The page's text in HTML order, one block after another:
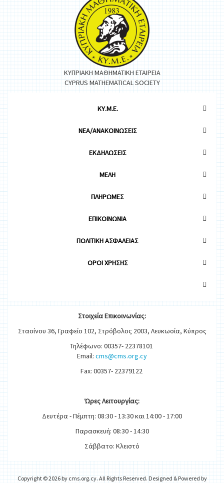
ΚΥΠΡΙΑΚΗ ΜΑΘΗΜΑΤΙΚΗ ΕΤΑΙΡΕΙΑ
CYPRUS MATHEMATICAL SOCIETY
ΚΥ.Μ.Ε.
ΝΕΑ/ΑΝΑΚΟΙΝΩΣΕΙΣ
ΕΚΔΗΛΩΣΕΙΣ
ΜΕΛΗ
ΠΛΗΡΩΜΕΣ
ΕΠΙΚΟΙΝΩΝΙΑ
ΠΟΛΙΤΙΚΗ ΑΣΦΑΛΕΙΑΣ
OΡΟΙ ΧΡΗΣΗΣ
ΣτοιχείαΕπικοινωνίας:
Στασίνου 36, Γραφείο 102, Στρόβολος 2003, Λευκωσία, Κύπρος
Τηλέφωνο: 00357- 22378101
Email: cms@cms.org.cy
Fax: 00357- 22379122
ΏρεςΛειτουργίας:
Δευτέρα - Πέμπτη: 08:30 - 13:30 και 14:00 - 17:00
Παρασκευή: 08:30 - 14:30
Σάββατο: Κλειστό
Copyright © 2026 by cms.org.cy. All Rights Reserved. Designed & Powered by